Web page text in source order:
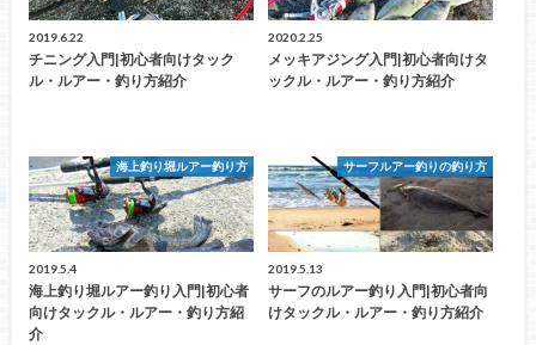
2019.6.22
チニング入門|初心者向けタック
ル・ルアー・釣り方紹介
2020.2.25
メッキアジング入門|初心者向けタ
ックル・ルアー・釣り方紹介
海上釣り堀ルアー釣り方
2019.5.4
海上釣り堀ルアー釣り入門|初心者
向けタックル・ルアー・釣り方紹
介
サーフルアー釣りの釣り方
2019.5.13
サーフのルアー釣り入門|初心者向
けタックル・ルアー・釣り方紹介